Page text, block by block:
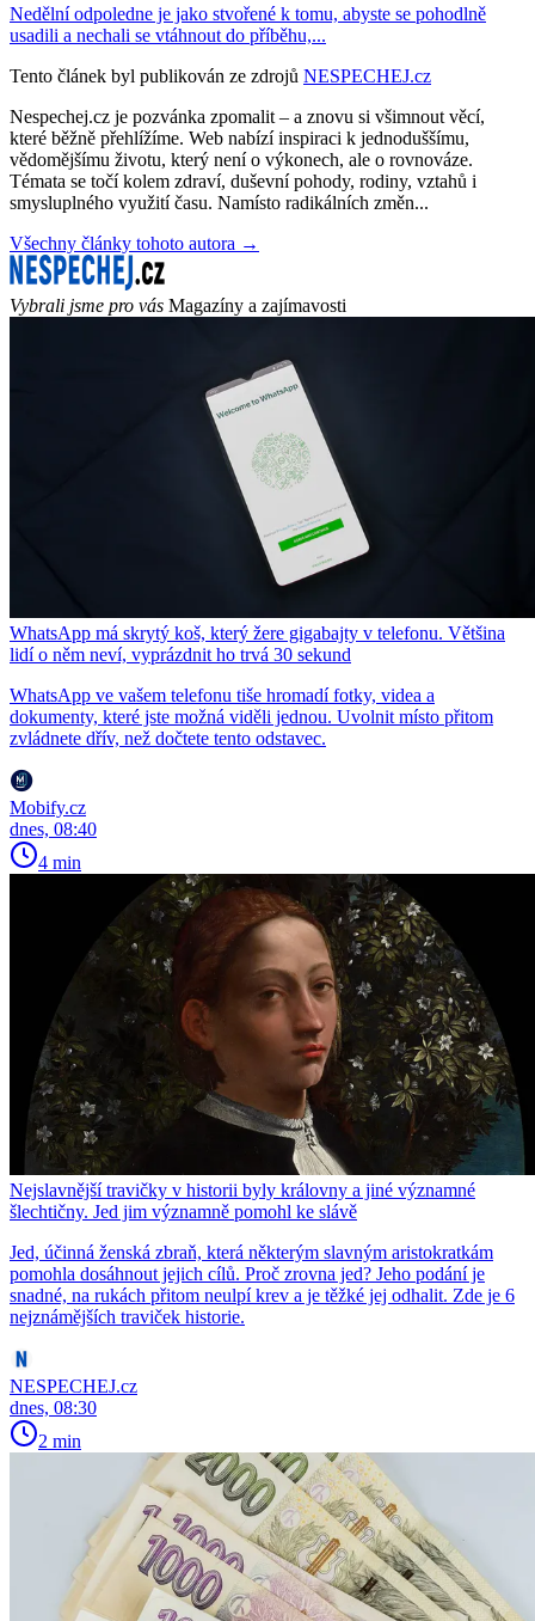
Nedělní odpoledne je jako stvořené k tomu, abyste se pohodlně
usadili a nechali se vtáhnout do příběhu,...
Tento článek byl publikován ze zdrojů NESPECHEJ.cz
Nespechej.cz je pozvánka zpomalit – a znovu si všimnout věcí,
které běžně přehlížíme. Web nabízí inspiraci k jednoduššímu,
vědomějšímu životu, který není o výkonech, ale o rovnováze.
Témata se točí kolem zdraví, duševní pohody, rodiny, vztahů i
smysluplného využití času. Namísto radikálních změn...
Všechny články tohoto autora →
Vybrali jsme pro vás Magazíny a zajímavosti
WhatsApp má skrytý koš, který žere gigabajty v telefonu. Většina
lidí o něm neví, vyprázdnit ho trvá 30 sekund
WhatsApp ve vašem telefonu tiše hromadí fotky, videa a
dokumenty, které jste možná viděli jednou. Uvolnit místo přitom
zvládnete dřív, než dočtete tento odstavec.
Mobify.cz
dnes, 08:40
4 min
Nejslavnější travičky v historii byly královny a jiné významné
šlechtičny. Jed jim významně pomohl ke slávě
Jed, účinná ženská zbraň, která některým slavným aristokratkám
pomohla dosáhnout jejich cílů. Proč zrovna jed? Jeho podání je
snadné, na rukách přitom neulpí krev a je těžké jej odhalit. Zde je 6
nejznámějších traviček historie.
NESPECHEJ.cz
dnes, 08:30
2 min